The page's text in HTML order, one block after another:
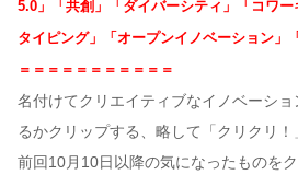
5.0」「共創」「ダイバーシティ」「コワ
タイピング」「オープンイノベーション」
＝＝＝＝＝＝＝＝＝＝＝
名付けてクリエイティブなイノベーシ
るかクリップする、略して「クリクリ！
前回10月10日以降の気になったものをク